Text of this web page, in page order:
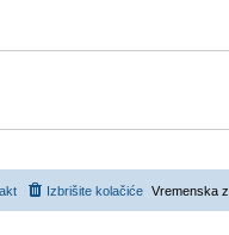
Vremenska
Izbrišite kolačiće